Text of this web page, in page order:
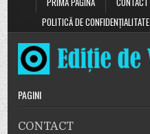
POLITICĂ DE CONFIDENȚIALITATE
PAGINI
CONTACT